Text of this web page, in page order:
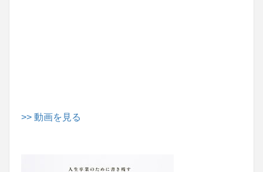
>> 動画を見る